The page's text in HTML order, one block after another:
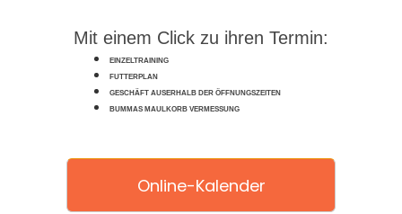
Mit einem Click zu ihren Termin:
EINZELTRAINING
FUTTERPLAN
GESCHÄFT AUSERHALB DER ÖFFNUNGSZEITEN
BUMMAS MAULKORB VERMESSUNG
Online-Kalender